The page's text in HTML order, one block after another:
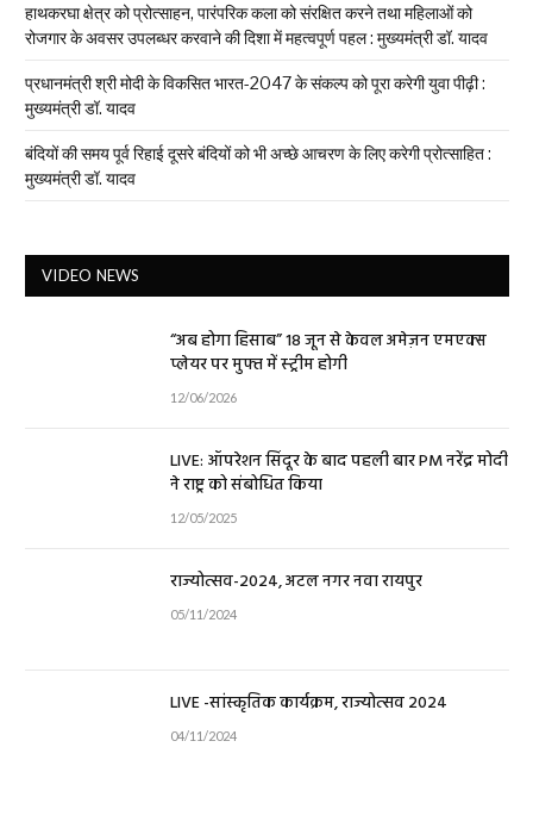
हाथकरघा क्षेत्र को प्रोत्साहन, पारंपरिक कला को संरक्षित करने तथा महिलाओं को
रोजगार के अवसर उपलब्धर करवाने की दिशा में महत्वपूर्ण पहल : मुख्यमंत्री डॉ. यादव
प्रधानमंत्री श्री मोदी के विकसित भारत-2047 के संकल्प को पूरा करेगी युवा पीढ़ी :
मुख्यमंत्री डॉ. यादव
बंदियों की समय पूर्व रिहाई दूसरे बंदियों को भी अच्छे आचरण के लिए करेगी प्रोत्साहित :
मुख्यमंत्री डॉ. यादव
VIDEO NEWS
“अब होगा हिसाब” 18 जून से केवल अमेज़न एमएक्स
प्लेयर पर मुफ्त में स्ट्रीम होगी
12/06/2026
LIVE: ऑपरेशन सिंदूर के बाद पहली बार PM नरेंद्र मोदी
ने राष्ट्र को संबोधित किया
12/05/2025
राज्योत्सव-2024, अटल नगर नवा रायपुर
05/11/2024
LIVE -सांस्कृतिक कार्यक्रम, राज्योत्सव 2024
04/11/2024